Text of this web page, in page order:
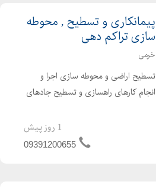
پیمانکاری و تسطیح , محوطه
سازی تراکم دهی
خرمی
تسطیح اراضی و محوطه سازی اجرا و
انجام کارهای راهسازی و تسطیح جادهای
راهسازی با بهترین و منصفترین
دستگاههای موجود با کیفیت و نازلترین
1 روز پیش
09391200655